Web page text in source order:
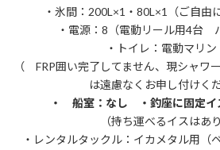
・氷間：200L×1・80L×1（ご自由
・電源：8（電動リール用4台
・トイレ：電動マリン
（ FRP囲い完了してません、現シャワ
は遠慮なくお申し付けく
・ 船室：なし ・釣座に固定イ
（持ち運べるイスはあ
・レンタルタックル：イカメタル用